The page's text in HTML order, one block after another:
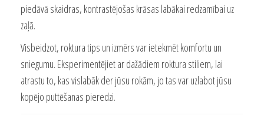
piedāvā skaidras, kontrastējošas krāsas labākai redzamībai uz
zaļā.
Visbeidzot, roktura tips un izmērs var ietekmēt komfortu un
sniegumu. Eksperimentējiet ar dažādiem roktura stiliem, lai
atrastu to, kas vislabāk der jūsu rokām, jo tas var uzlabot jūsu
kopējo puttēšanas pieredzi.